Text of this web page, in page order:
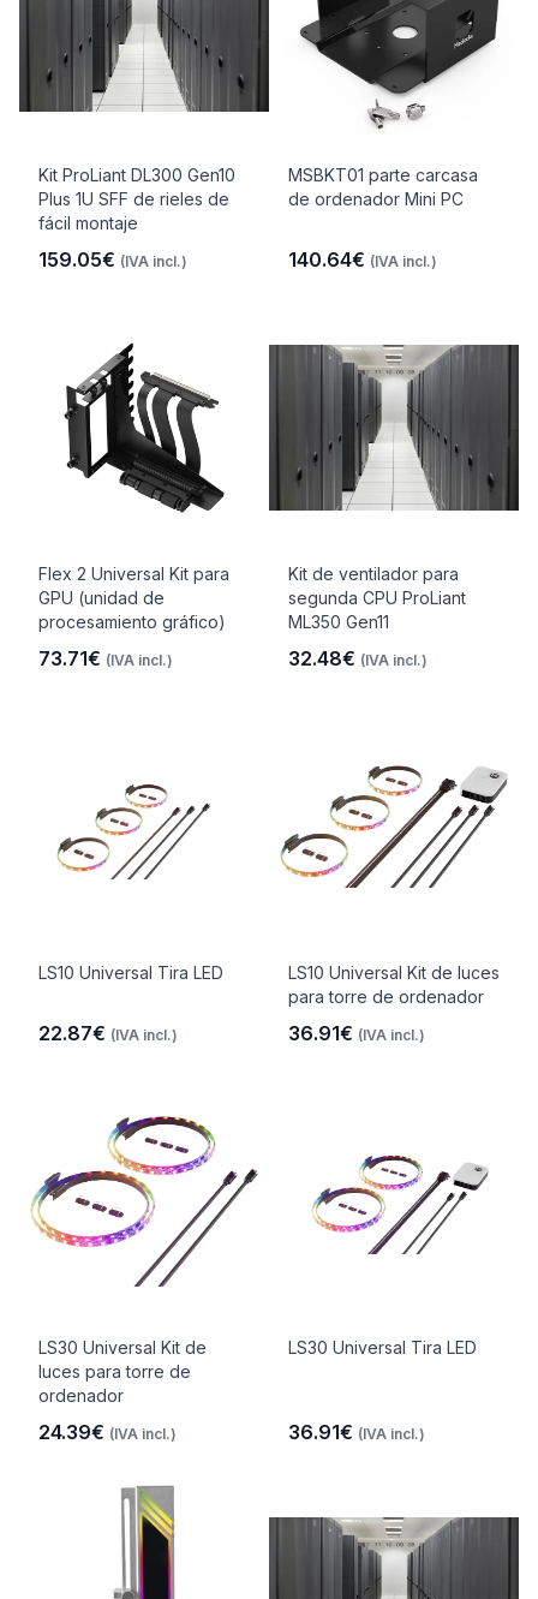
Kit ProLiant DL300 Gen10
Plus 1U SFF de rieles de
fácil montaje
159.05€ (IVA incl.)
MSBKT01 parte carcasa
de ordenador Mini PC
140.64€ (IVA incl.)
Flex 2 Universal Kit para
GPU (unidad de
procesamiento gráfico)
73.71€ (IVA incl.)
Kit de ventilador para
segunda CPU ProLiant
ML350 Gen11
32.48€ (IVA incl.)
LS10 Universal Tira LED
22.87€ (IVA incl.)
LS10 Universal Kit de luces
para torre de ordenador
36.91€ (IVA incl.)
LS30 Universal Kit de
luces para torre de
ordenador
24.39€ (IVA incl.)
LS30 Universal Tira LED
36.91€ (IVA incl.)